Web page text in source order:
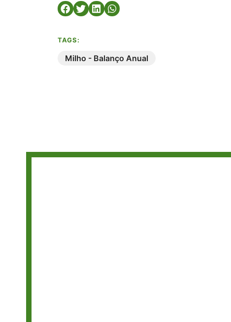
TAGS:
Milho - Balanço Anual